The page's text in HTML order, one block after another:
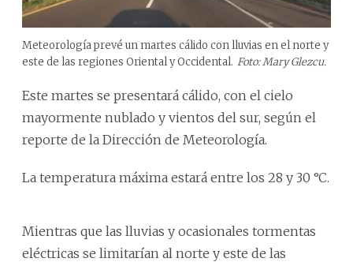
Meteorología prevé un martes cálido con lluvias en el norte y
este de las regiones Oriental y Occidental. Foto: Mary Glezcu.
Este martes se presentará cálido, con el cielo
mayormente nublado y vientos del sur, según el
reporte de la Dirección de Meteorología.
La temperatura máxima estará entre los 28 y 30 °C.
Mientras que las lluvias y ocasionales tormentas
eléctricas se limitarían al norte y este de las